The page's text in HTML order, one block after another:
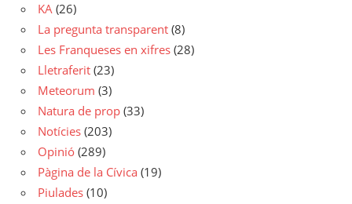
KA (26)
La pregunta transparent (8)
Les Franqueses en xifres (28)
Lletraferit (23)
Meteorum (3)
Natura de prop (33)
Notícies (203)
Opinió (289)
Pàgina de la Cívica (19)
Piulades (10)